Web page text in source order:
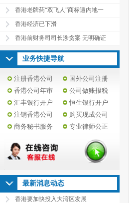
香港老牌药“双飞人”商标遭内地一
香港经济已下滑
香港前财务司司长涉贪案 无明确证
业务快捷导航
注册香港公司
国外公司注册
香港公司年审
公司做账报税
汇丰银行开户
恒生银行开户
注销香港公司
购买现成公司
商务秘书服务
专业律师公正
最新消息动态
香港要加快投入大湾区发展